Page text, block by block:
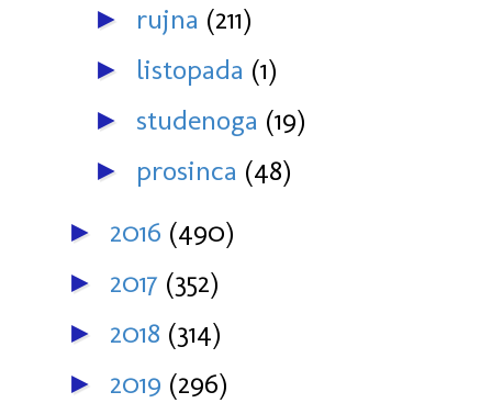
► rujna (211)
► listopada (1)
► studenoga (19)
► prosinca (48)
► 2016 (490)
► 2017 (352)
► 2018 (314)
► 2019 (296)